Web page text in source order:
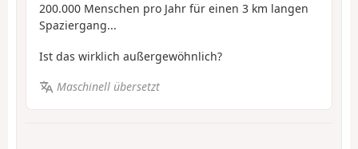
200.000 Menschen pro Jahr für einen 3 km langen
Spaziergang...
Ist das wirklich außergewöhnlich?
Maschinell übersetzt